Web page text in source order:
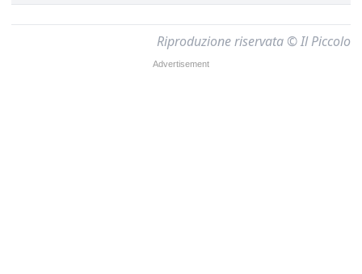
Riproduzione riservata © Il Piccolo